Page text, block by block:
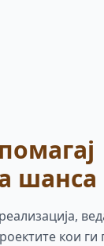
шанса
кои